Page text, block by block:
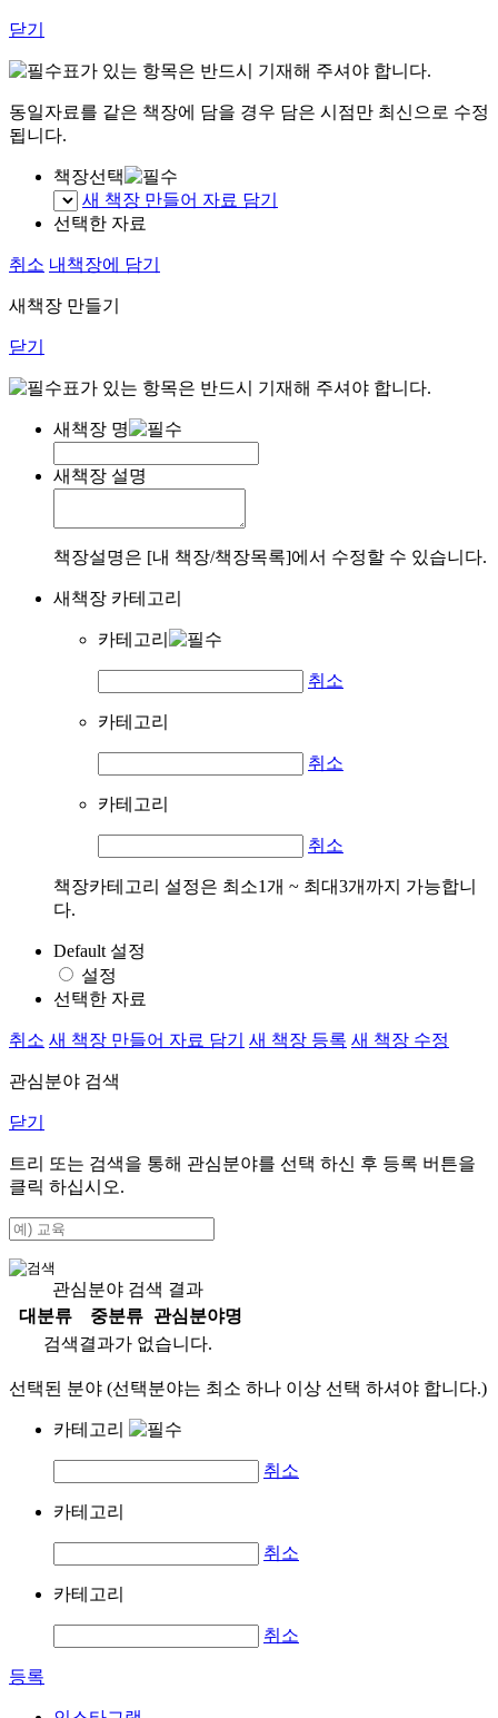
닫기
표가 있는 항목은 반드시 기재해 주셔야 합니다.
동일자료를 같은 책장에 담을 경우 담은 시점만 최신으로 수정
됩니다.
책장선택
새 책장 만들어 자료 담기
선택한 자료
취소 내책장에 담기
새책장 만들기
닫기
표가 있는 항목은 반드시 기재해 주셔야 합니다.
새책장 명
새책장 설명
책장설명은 [내 책장/책장목록]에서 수정할 수 있습니다.
새책장 카테고리
카테고리
취소
카테고리
취소
카테고리
취소
책장카테고리 설정은 최소1개 ~ 최대3개까지 가능합니
다.
Default 설정
설정
선택한 자료
취소 새 책장 만들어 자료 담기 새 책장 등록 새 책장 수정
관심분야 검색
닫기
트리 또는 검색을 통해 관심분야를 선택 하신 후 등록 버튼을
클릭 하십시오.
관심분야 검색 결과
대분류
중분류
관심분야명
검색결과가 없습니다.
선택된 분야 (선택분야는 최소 하나 이상 선택 하셔야 합니다.)
카테고리
취소
카테고리
취소
카테고리
취소
등록